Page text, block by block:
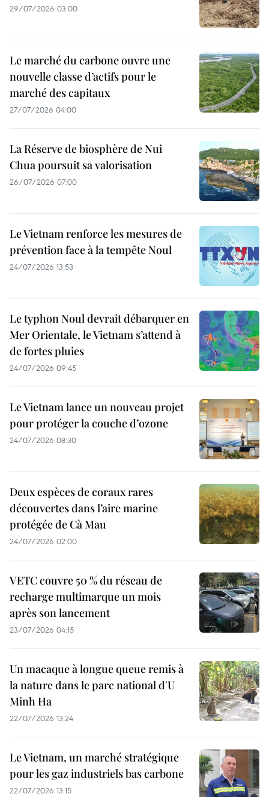
29/07/2026 03:00
Le marché du carbone ouvre une
nouvelle classe d’actifs pour le
marché des capitaux
27/07/2026 04:00
La Réserve de biosphère de Nui
Chua poursuit sa valorisation
26/07/2026 07:00
Le Vietnam renforce les mesures de
prévention face à la tempête Noul
24/07/2026 13:53
Le typhon Noul devrait débarquer en
Mer Orientale, le Vietnam s’attend à
de fortes pluies
24/07/2026 09:45
Le Vietnam lance un nouveau projet
pour protéger la couche d’ozone
24/07/2026 08:30
Deux espèces de coraux rares
découvertes dans l’aire marine
protégée de Cà Mau
24/07/2026 02:00
VETC couvre 50 % du réseau de
recharge multimarque un mois
après son lancement
23/07/2026 04:15
Un macaque à longue queue remis à
la nature dans le parc national d'U
Minh Ha
22/07/2026 13:24
Le Vietnam, un marché stratégique
pour les gaz industriels bas carbone
22/07/2026 13:15